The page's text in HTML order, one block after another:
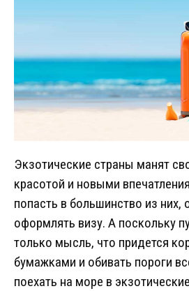
Экзотические страны манят
красотой и новыми
попасть в большинство из них,
оформлять визу. А поскольку
только мысль, что придется
бумажками и обивать пороги
поехать на море в